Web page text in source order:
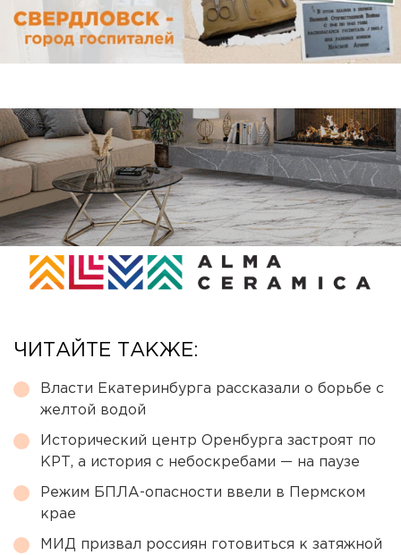
ЧИТАЙТЕ ТАКЖЕ:
Власти Екатеринбурга рассказали о борьбе с
желтой водой
Исторический центр Оренбурга застроят по
КРТ, а история с небоскребами — на паузе
Режим БПЛА-опасности ввели в Пермском
крае
МИД призвал россиян готовиться к затяжной